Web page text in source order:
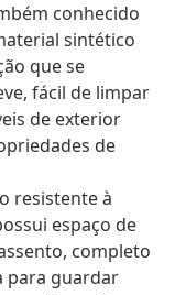
conhecido
sintético
que se
fácil de limpar
de exterior
de
resistente à
espaço de
completo
para guardar